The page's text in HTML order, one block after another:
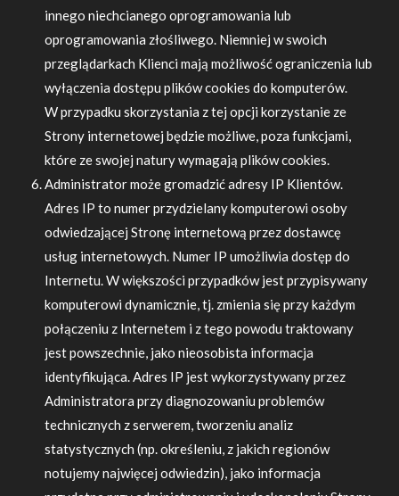
innego niechcianego oprogramowania lub
oprogramowania złośliwego. Niemniej w swoich
przeglądarkach Klienci mają możliwość ograniczenia lub
wyłączenia dostępu plików cookies do komputerów.
W przypadku skorzystania z tej opcji korzystanie ze
Strony internetowej będzie możliwe, poza funkcjami,
które ze swojej natury wymagają plików cookies.
Administrator może gromadzić adresy IP Klientów.
Adres IP to numer przydzielany komputerowi osoby
odwiedzającej Stronę internetową przez dostawcę
usług internetowych. Numer IP umożliwia dostęp do
Internetu. W większości przypadków jest przypisywany
komputerowi dynamicznie, tj. zmienia się przy każdym
połączeniu z Internetem i z tego powodu traktowany
jest powszechnie, jako nieosobista informacja
identyfikująca. Adres IP jest wykorzystywany przez
Administratora przy diagnozowaniu problemów
technicznych z serwerem, tworzeniu analiz
statystycznych (np. określeniu, z jakich regionów
notujemy najwięcej odwiedzin), jako informacja